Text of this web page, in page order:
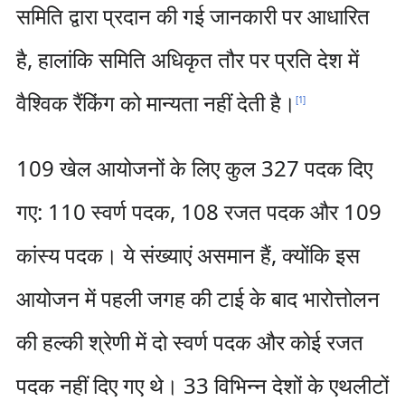
समिति द्वारा प्रदान की गई जानकारी पर आधारित
है, हालांकि समिति अधिकृत तौर पर प्रति देश में
वैश्विक रैंकिंग को मान्यता नहीं देती है। [1]
109 खेल आयोजनों के लिए कुल 327 पदक दिए
गए: 110 स्वर्ण पदक, 108 रजत पदक और 109
कांस्य पदक। ये संख्याएं असमान हैं, क्योंकि इस
आयोजन में पहली जगह की टाई के बाद भारोत्तोलन
की हल्की श्रेणी में दो स्वर्ण पदक और कोई रजत
पदक नहीं दिए गए थे। 33 विभिन्न देशों के एथलीटों